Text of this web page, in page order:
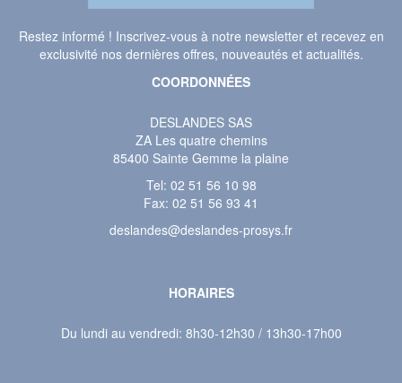
Restez informé ! Inscrivez-vous à notre newsletter et recevez en
exclusivité nos dernières offres, nouveautés et actualités.
COORDONNÉES
DESLANDES SAS
ZA Les quatre chemins
85400 Sainte Gemme la plaine
Tel: 02 51 56 10 98
Fax: 02 51 56 93 41
deslandes@deslandes-prosys.fr
HORAIRES
Du lundi au vendredi: 8h30-12h30 / 13h30-17h00